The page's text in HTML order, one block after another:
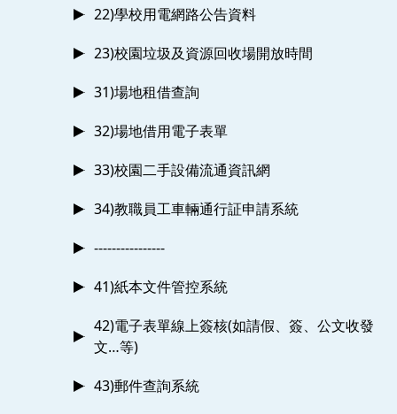
22)學校用電網路公告資料
23)校園垃圾及資源回收場開放時間
31)場地租借查詢
32)場地借用電子表單
33)校園二手設備流通資訊網
34)教職員工車輛通行証申請系統
----------------
41)紙本文件管控系統
42)電子表單線上簽核(如請假、簽、公文收發
文…等)
43)郵件查詢系統